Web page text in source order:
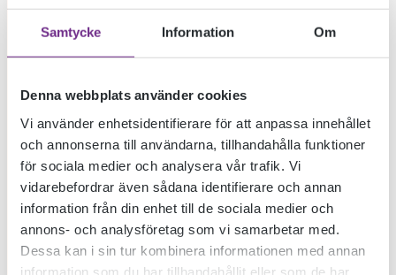
Samtycke Information Om
Denna webbplats använder cookies
Vi använder enhetsidentifierare för att anpassa innehållet
och annonserna till användarna, tillhandahålla funktioner
för sociala medier och analysera vår trafik. Vi
vidarebefordrar även sådana identifierare och annan
information från din enhet till de sociala medier och
annons- och analysföretag som vi samarbetar med.
Dessa kan i sin tur kombinera informationen med annan
information som du har tillhandahållit eller som de har